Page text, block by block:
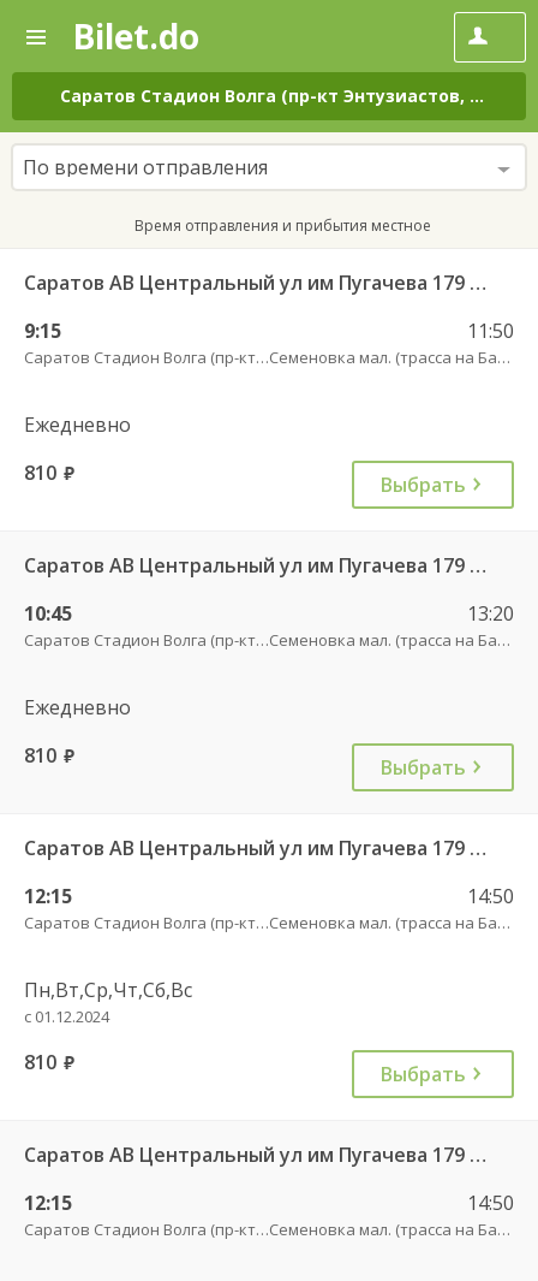
—
Поиск
и
покупка
билетов
на
автобус
онлайн
Bilet.do
Саратов Стадион Волга (пр-кт Энтузиастов, 18 А)
По времени отправления
Время отправления и прибытия местное
Саратов АВ Центральный ул им Пугачева 179 А — Балашов (Привокзальная площадь 7) 603-1
9:15
Саратов Стадион Волга (пр-кт Энтузиастов, 18 А)
11:50
Семеновка мал. (трасса на Балашов)
Ежедневно
810 руб. Выбрать
Саратов АВ Центральный ул им Пугачева 179 А — Балашов (Привокзальная площадь 7) 603-1
10:45
Саратов Стадион Волга (пр-кт Энтузиастов, 18 А)
13:20
Семеновка мал. (трасса на Балашов)
Ежедневно
810 руб. Выбрать
Саратов АВ Центральный ул им Пугачева 179 А — Балашов (Привокзальная площадь 7) 603-1
12:15
Саратов Стадион Волга (пр-кт Энтузиастов, 18 А)
14:50
Семеновка мал. (трасса на Балашов)
Пн,Вт,Ср,Чт,Сб,Вс
с 01.12.2024
810 руб. Выбрать
Саратов АВ Центральный ул им Пугачева 179 А — Балашов (Привокзальная площадь 7) 603-1
12:15
Саратов Стадион Волга (пр-кт Энтузиастов, 18 А)
14:50
Семеновка мал. (трасса на Балашов)